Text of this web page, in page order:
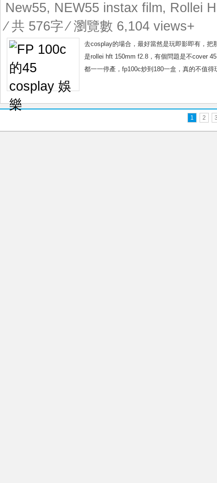
New55, NEW55 instax film, Rollei
⁄ 共 576字 ⁄ 瀏覽數 6,104 views+
去cosplay的場合，最好當然是玩即影即有，
是rollei hft 150mm f2.8，有個問題是不cover
都一一停產，fp100c炒到180一盒，真的不值
1 2